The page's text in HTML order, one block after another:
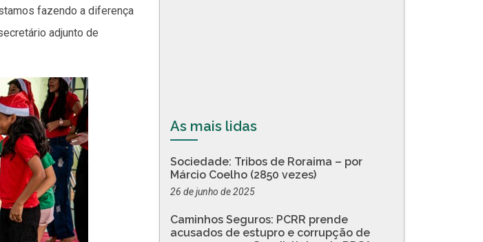
fazendo a diferença
adjunto de
As mais lidas
Sociedade: Tribos de Roraima – por
Márcio Coelho (2850 vezes)
26 de junho de 2025
Caminhos Seguros: PCRR prende
acusados de estupro e corrupção de